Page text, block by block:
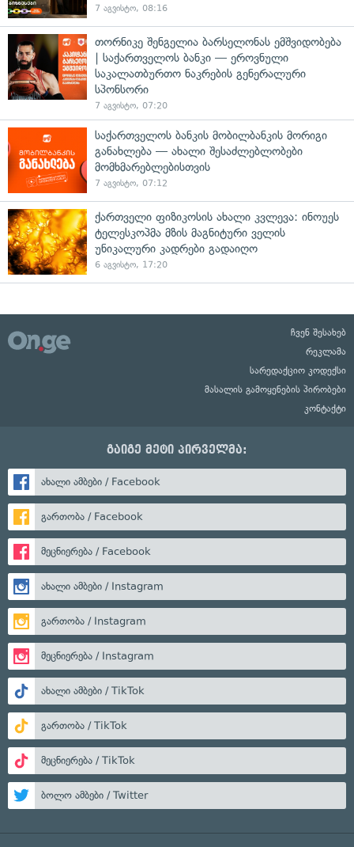
7 აგვისტო, 08:16
თორნიკე შენგელია ბარსელონას ემშვიდობება
| საქართველოს ბანკი — ეროვნული
საკალათბურთო ნაკრების გენერალური
სპონსორი
7 აგვისტო, 07:20
საქართველოს ბანკის მობილბანკის მორიგი
განახლება — ახალი შესაძლებლობები
მომხმარებლებისთვის
7 აგვისტო, 07:12
ქართველი ფიზიკოსის ახალი კვლევა: ინოუეს
ტელესკოპმა მზის მაგნიტური ველის
უნიკალური კადრები გადაიღო
6 აგვისტო, 17:20
ჩვენ შესახებ
რეკლამა
სარედაქციო კოდექსი
მასალის გამოყენების პირობები
კონტაქტი
გაიგე მეტი პირველმა:
ახალი ამბები / Facebook
გართობა / Facebook
მეცნიერება / Facebook
ახალი ამბები / Instagram
გართობა / Instagram
მეცნიერება / Instagram
ახალი ამბები / TikTok
გართობა / TikTok
მეცნიერება / TikTok
ბოლო ამბები / Twitter